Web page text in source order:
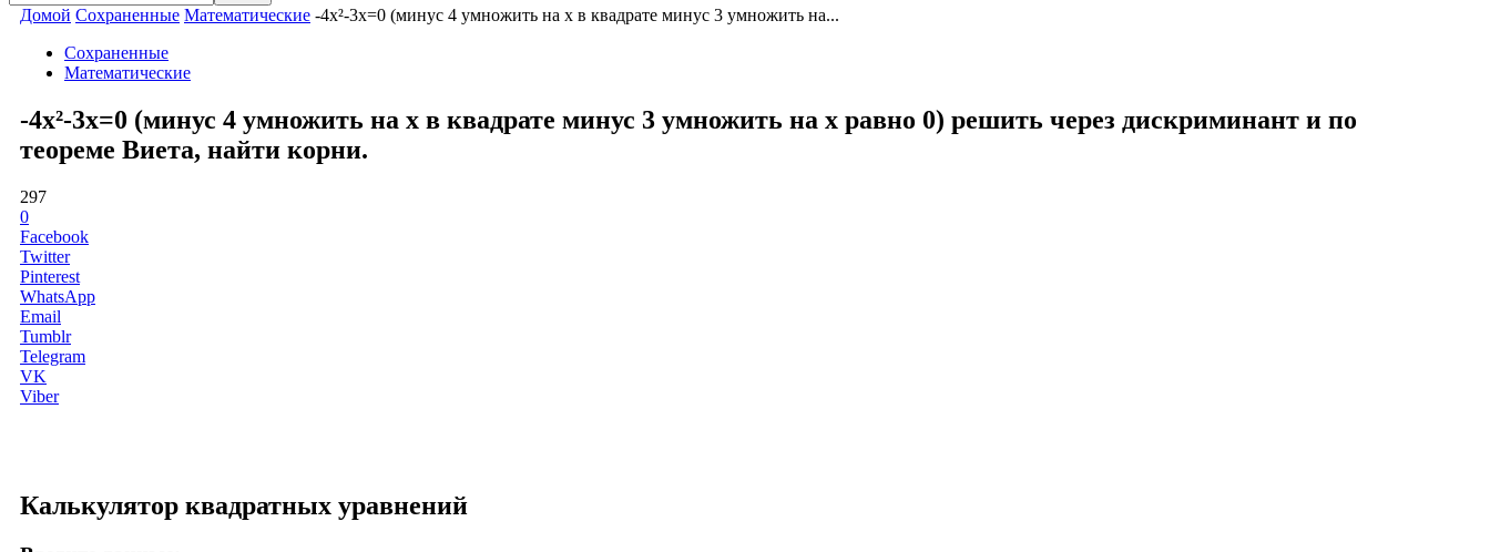
Домой Сохраненные Математические -4x²-3x=0 (минус 4 умножить на x в квадрате минус 3 умножить на...
Сохраненные
Математические
-4x²-3x=0 (минус 4 умножить на x в квадрате минус 3 умножить на x равно 0) решить через дискриминант и по
теореме Виета, найти корни.
297
0
Facebook
Twitter
Pinterest
WhatsApp
Email
Tumblr
Telegram
VK
Viber
Калькулятор квадратных уравнений